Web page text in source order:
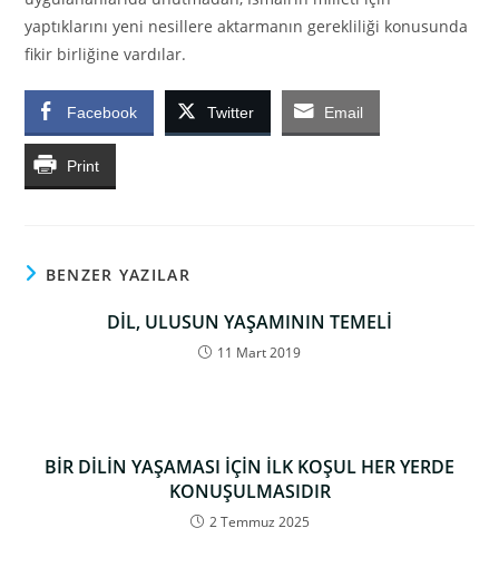
yaptıklarını yeni nesillere aktarmanın gerekliliği konusunda
fikir birliğine vardılar.
Facebook Twitter Email
Print
BENZER YAZILAR
DİL, ULUSUN YAŞAMININ TEMELİ
11 Mart 2019
BİR DİLİN YAŞAMASI İÇİN İLK KOŞUL HER YERDE
KONUŞULMASIDIR
2 Temmuz 2025